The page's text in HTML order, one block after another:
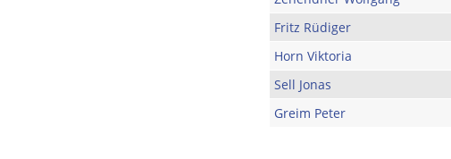
Fritz Rüdiger
Horn Viktoria
Sell Jonas
Greim Peter